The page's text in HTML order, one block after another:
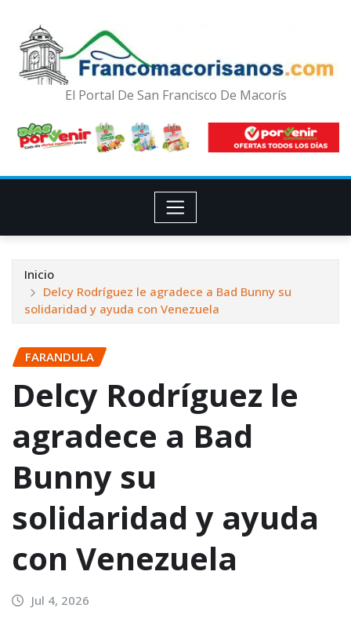
El Portal De San Francisco De Macorís
Inicio
Delcy Rodríguez le agradece a Bad Bunny su
solidaridad y ayuda con Venezuela
FARANDULA
Delcy Rodríguez le
agradece a Bad
Bunny su
solidaridad y ayuda
con Venezuela
Jul 4, 2026